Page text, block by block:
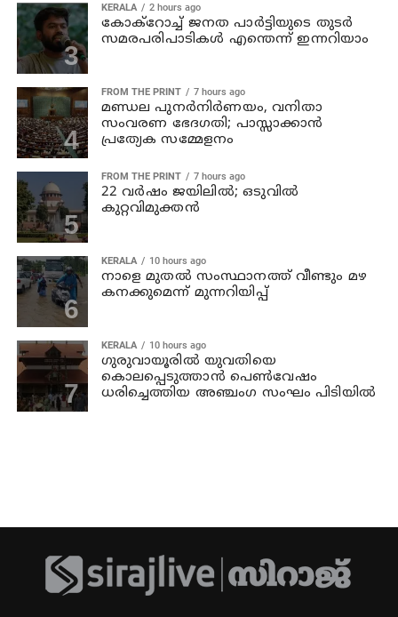
KERALA 2 hours ago
കോക്റോച്ച് ജനത പാര്‍ട്ടിയുടെ തുടര്‍
സമരപരിപാടികള്‍ എന്തെന്ന് ഇന്നറിയാം
FROM THE PRINT 7 hours ago
മണ്ഡല പുനർനിർണയം, വനിതാ
സംവരണ ഭേദഗതി; പാസ്സാക്കാൻ
പ്രത്യേക സമ്മേളനം
FROM THE PRINT 7 hours ago
22 വർഷം ജയിലിൽ; ഒടുവിൽ
കുറ്റവിമുക്തൻ
KERALA 10 hours ago
നാളെ മുതല്‍ സംസ്ഥാനത്ത് വീണ്ടും മഴ
കനക്കുമെന്ന് മുന്നറിയിപ്പ്
KERALA 10 hours ago
ഗുരുവായൂരില്‍ യുവതിയെ
കൊലപ്പെടുത്താന്‍ പെണ്‍വേഷം
ധരിച്ചെത്തിയ അഞ്ചംഗ സംഘം പിടിയില്‍